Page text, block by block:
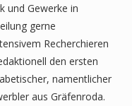
und Gewerke in
gerne
Recherchieren
den ersten
namentlicher
aus Gräfenroda.